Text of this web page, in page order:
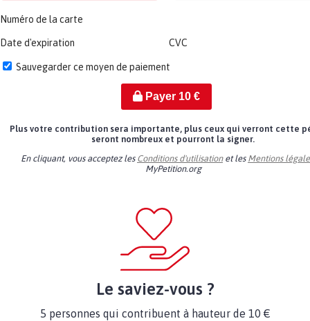
Numéro de la carte
Date d'expiration CVC
Sauvegarder ce moyen de paiement
Payer 10€
Plus votre contribution sera importante, plus ceux qui verront cette
seront nombreux et pourront la signer.
En cliquant, vous acceptez les Conditions d'utilisationet les Mentions
MyPetition.org
Le saviez-vous ?
5 personnes qui contribuent à hauteur de 10 €